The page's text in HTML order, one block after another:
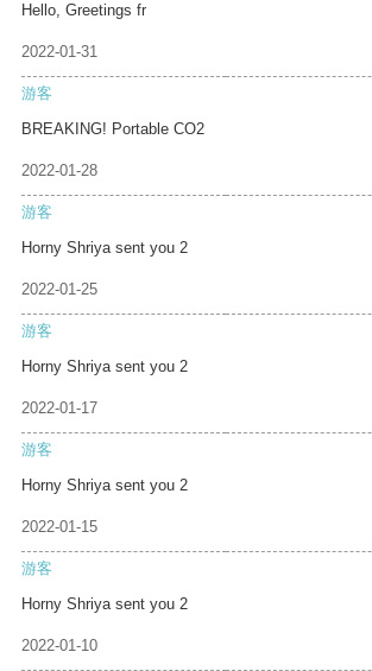
Hello, Greetings fr
2022-01-31
游客
BREAKING! Portable CO2
2022-01-28
游客
Horny Shriya sent you 2
2022-01-25
游客
Horny Shriya sent you 2
2022-01-17
游客
Horny Shriya sent you 2
2022-01-15
游客
Horny Shriya sent you 2
2022-01-10